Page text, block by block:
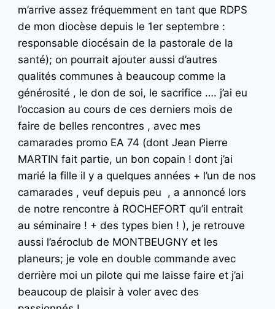
m’arrive assez fréquemment en tant que RDPS
de mon diocèse depuis le 1er septembre :
responsable diocésain de la pastorale de la
santé); on pourrait ajouter aussi d’autres
qualités communes à beaucoup comme la
générosité , le don de soi, le sacrifice …. j’ai eu
l’occasion au cours de ces derniers mois de
faire de belles rencontres , avec mes
camarades promo EA 74 (dont Jean Pierre
MARTIN fait partie, un bon copain ! dont j’ai
marié la fille il y a quelques années + l’un de nos
camarades , veuf depuis peu , a annoncé lors
de notre rencontre à ROCHEFORT qu’il entrait
au séminaire ! + des types bien ! ), je retrouve
aussi l’aéroclub de MONTBEUGNY et les
planeurs; je vole en double commande avec
derrière moi un pilote qui me laisse faire et j’ai
beaucoup de plaisir à voler avec des